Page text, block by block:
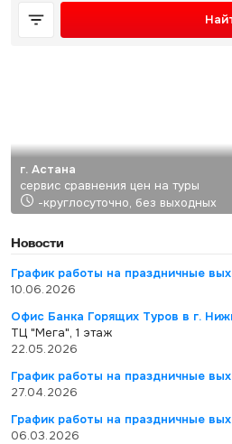
г. Астана
сервис сравнения цен на туры
-круглосуточно, без выходных
Новости
График работы на праздничные
10.06.2026
Офис Банка Горящих Туров в г.
ТЦ "Мега", 1 этаж
22.05.2026
График работы на праздничные
27.04.2026
График работы на праздничные
06.03.2026